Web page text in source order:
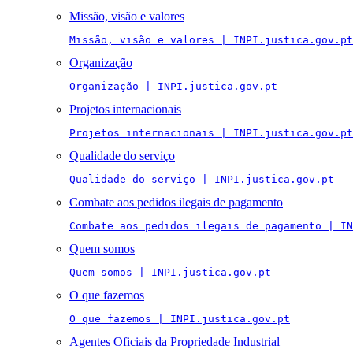
Missão, visão e valores
Missão, visão e valores | INPI.justica.gov.pt
Organização
Organização | INPI.justica.gov.pt
Projetos internacionais
Projetos internacionais | INPI.justica.gov.pt
Qualidade do serviço
Qualidade do serviço | INPI.justica.gov.pt
Combate aos pedidos ilegais de pagamento
Combate aos pedidos ilegais de pagamento |
Quem somos
Quem somos | INPI.justica.gov.pt
O que fazemos
O que fazemos | INPI.justica.gov.pt
Agentes Oficiais da Propriedade Industrial